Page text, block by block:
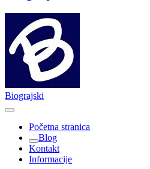
Biograjski
Početna stranica
Blog
Kontakt
Informacije